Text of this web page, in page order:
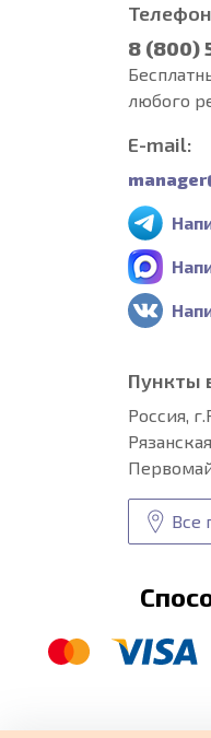
8 (800)
любого
E-mail:
Пункты
Россия,
Все